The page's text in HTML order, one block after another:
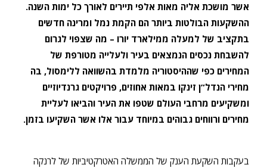
אשר מושכת אליה מאות אלפי תיירים לאורך כל ימות השנה.
ההשקעות הבולטות ביותר הם הקמת נמל ומרינה חדשים
בתקציב של למעלה ממילארד יורו – מה שצפוי לגרום
להשבחת נכסים הנמצאים בעיר ולעלייה מטורפת של
המחירים כפי שההיסטוריה מלמדת בהשוואה ללימסול, בה
מחירי הנדל”ן זינקו במאות אחוזים, פרויקטים גרנדיוזיים
ומשקיעים מרחבי העולם שטפו את העיר והביאו לעליית
מחירים ורווחים גבוהים במיוחד עבור אלו אשר השקיעו בזמן.
בעקבות השקעת הענק של הממשלה האטרקטיביות של לרנקה